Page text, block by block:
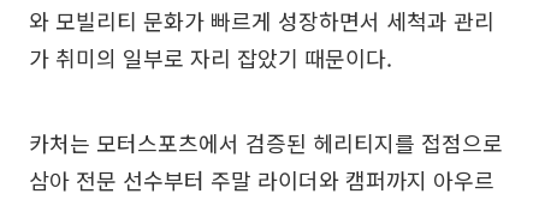
와 모빌리티 문화가 빠르게 성장하면서 세척과 관리
가 취미의 일부로 자리 잡았기 때문이다.
카처는 모터스포츠에서 검증된 헤리티지를 접점으로
삼아 전문 선수부터 주말 라이더와 캠퍼까지 아우르